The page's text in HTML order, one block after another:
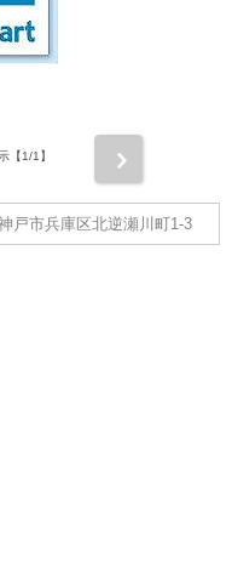
【1/1】
戸市兵庫区北逆瀬川町1-3